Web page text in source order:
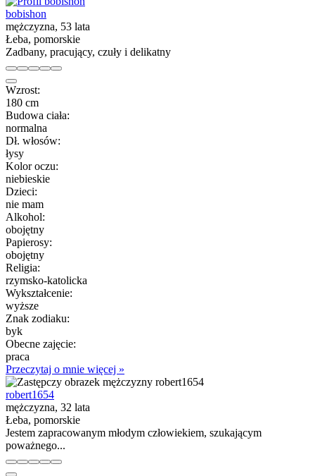
bobishon
mężczyzna, 53 lata
Łeba, pomorskie
Zadbany, pracujący, czuły i delikatny
Wzrost:
180 cm
Budowa ciała:
normalna
Dł. włosów:
łysy
Kolor oczu:
niebieskie
Dzieci:
nie mam
Alkohol:
obojętny
Papierosy:
obojętny
Religia:
rzymsko-katolicka
Wykształcenie:
wyższe
Znak zodiaku:
byk
Obecne zajęcie:
praca
Przeczytaj o mnie więcej »
robert1654
mężczyzna, 32 lata
Łeba, pomorskie
Jestem zapracowanym młodym człowiekiem, szukającym
poważnego...